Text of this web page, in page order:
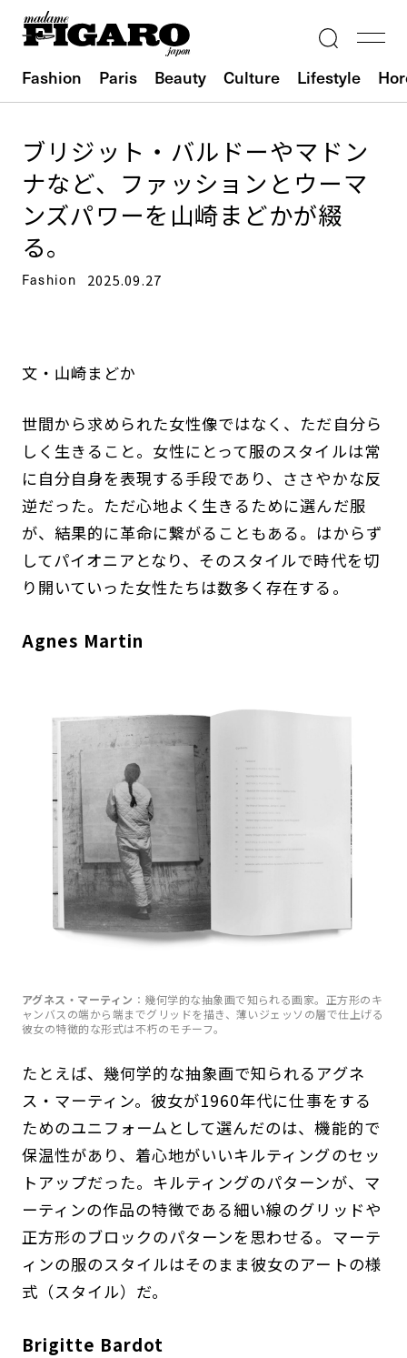
Fashion Paris Beauty Culture Lifestyle
ブリジット・バルドーやマドン
ナなど、ファッションとウーマ
ンズパワーを山崎まどかが綴
る。
Fashion 2025.09.27
文・山崎まどか
世間から求められた女性像ではなく、ただ自分ら
しく生きること。女性にとって服のスタイルは常
に自分自身を表現する手段であり、ささやかな反
逆だった。ただ心地よく生きるために選んだ服
が、結果的に革命に繋がることもある。はからず
してパイオニアとなり、そのスタイルで時代を切
り開いていった女性たちは数多く存在する。
Agnes Martin
アグネス・マーティン ：幾何学的な抽象画で知られる画家。正方形のキ
ャンバスの端から端までグリッドを描き、薄いジェッソの層で仕上げる
彼女の特徴的な形式は不朽のモチーフ。
たとえば、幾何学的な抽象画で知られるアグネ
ス・マーティン。彼女が1960年代に仕事をする
ためのユニフォームとして選んだのは、機能的で
保温性があり、着心地がいいキルティングのセッ
トアップだった。キルティングのパターンが、マ
ーティンの作品の特徴である細い線のグリッドや
正方形のブロックのパターンを思わせる。マーテ
ィンの服のスタイルはそのまま彼女のアートの様
式（スタイル）だ。
Brigitte Bardot